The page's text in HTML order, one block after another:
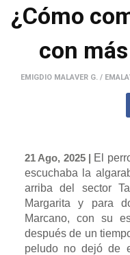
¿Cómo
con
EMIGDIO MALAVER G. /
21 Ago, 2025 | El
escuchaba la
arriba del sector
Margarita y para
Marcano, con su
después de un
peludo no dejó de